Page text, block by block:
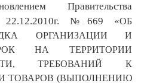
Правительства
22.12.2010г. №669 «ОБ
ОРГАНИЗАЦИИ И
НА ТЕРРИТОРИИ
ТРЕБОВАНИЙ К
ТОВАРОВ (ВЫПОЛНЕНИЮ